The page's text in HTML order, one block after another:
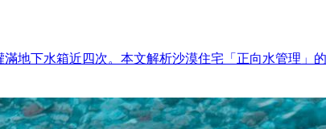
地下水箱近四次。本文解析沙漠住宅「正向水管理